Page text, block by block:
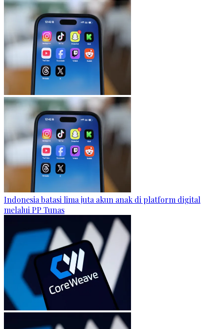
Indonesia batasi lima juta akun anak di platform digital
melalui PP Tunas